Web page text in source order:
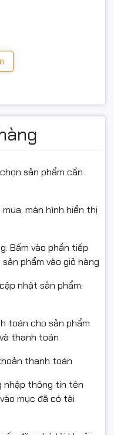
VY249HGR cho
ổn định ngay cả
thật, rõ nét
phản 1500:1, màn
ảnh rõ ràng, sắc
thông thường
sản phẩm cần
màn hình hiển thị
Bấm vào phần tiếp
phẩm vào giỏ hàng
nhật sản phẩm:
toán cho sản phẩm
thanh toán
thanh toán
nhập thông tin tên
mục đã có tài